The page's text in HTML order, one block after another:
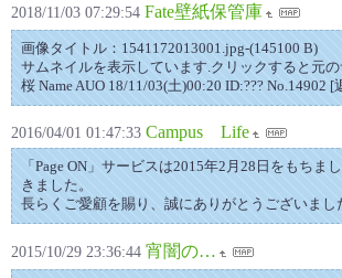
2018/11/03 07:29:54 Fate壁紙保管庫
画像タイトル：1541172013001.jpg-(145100 B)
サムネイルを表示しています.クリックすると元
桜 Name AUO 18/11/03(土)00:20 ID:??? No.14902 [
2016/04/01 01:47:33 Campus Life
「Page ON」サービスは2015年2月28日をもちま
きました。
長らくご愛顧を賜り、誠にありがとうございまし
2015/10/29 23:36:44 宵闇の…